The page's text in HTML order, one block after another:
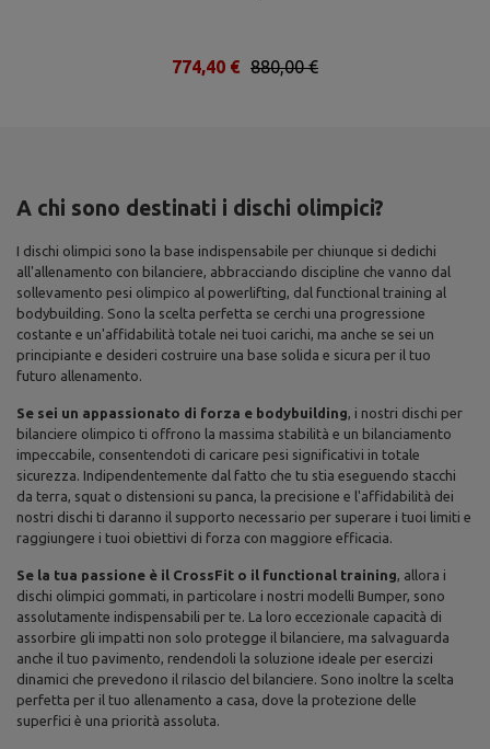
880,00 €
774,40 €
A chi sono destinati i dischi olimpici?
I dischi olimpici sono la base indispensabile per chiunque si dedichi
all'allenamento con bilanciere, abbracciando discipline che vanno dal
sollevamento pesi olimpico al powerlifting, dal functional training al
bodybuilding. Sono la scelta perfetta se cerchi una progressione
costante e un'affidabilità totale nei tuoi carichi, ma anche se sei un
principiante e desideri costruire una base solida e sicura per il tuo
futuro allenamento.
Se sei un appassionato di forza e bodybuilding, i nostri dischi per
bilanciere olimpico ti offrono la massima stabilità e un bilanciamento
impeccabile, consentendoti di caricare pesi significativi in totale
sicurezza. Indipendentemente dal fatto che tu stia eseguendo stacchi
da terra, squat o distensioni su panca, la precisione e l'affidabilità dei
nostri dischi ti daranno il supporto necessario per superare i tuoi limiti e
raggiungere i tuoi obiettivi di forza con maggiore efficacia.
Se la tua passione è il CrossFit o il functional training, allora i
dischi olimpici gommati, in particolare i nostri modelli Bumper, sono
assolutamente indispensabili per te. La loro eccezionale capacità di
assorbire gli impatti non solo protegge il bilanciere, ma salvaguarda
anche il tuo pavimento, rendendoli la soluzione ideale per esercizi
dinamici che prevedono il rilascio del bilanciere. Sono inoltre la scelta
perfetta per il tuo allenamento a casa, dove la protezione delle
superfici è una priorità assoluta.